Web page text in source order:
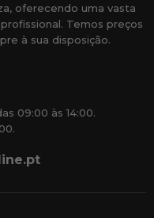
oferecendo uma vasta
Temos preços
à sua disposição.
09:00 às 14:00.